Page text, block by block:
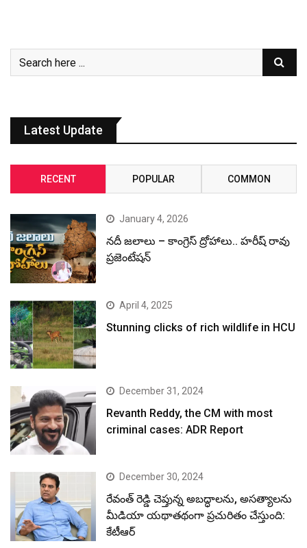
Latest Update
RECENT POPULAR COMMON
January 4, 2026
నదీ జలాలు – కాంగ్రెస్ ద్రోహాలు.. హరీష్ రావు
ప్రజెంటేషన్
April 4, 2025
Stunning clicks of rich wildlife in HCU
December 31, 2024
Revanth Reddy, the CM with most
criminal cases: ADR Report
December 30, 2024
రేవంత్ రెడ్డి చెప్తున్న అబద్ధాలను, అసత్యాలను
మీడియా యథాతథంగా ప్రచురితం చేస్తుంది:
కేటీఆర్